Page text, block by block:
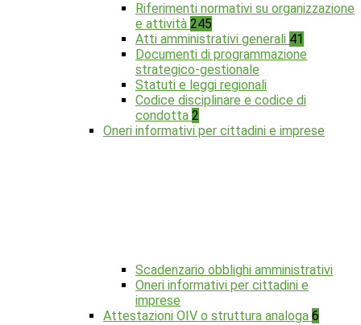
Riferimenti normativi su organizzazione
e attività 245
Atti amministrativi generali 41
Documenti di programmazione
strategico-gestionale
Statuti e leggi regionali
Codice disciplinare e codice di
condotta 2
Oneri informativi per cittadini e imprese
Scadenzario obblighi amministrativi
Oneri informativi per cittadini e
imprese
Attestazioni OIV o struttura analoga 6